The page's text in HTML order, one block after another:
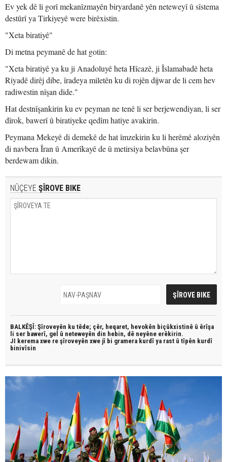
Ev yek dê li gorî mekanîzmayên biryardanê yên neteweyî û sîstema
destûrî ya Tirkiyeyê were birêxistin.
"Xeta biratiyê"
Di metna peymanê de hat gotin:
"Xeta biratiyê ya ku ji Anadoluyê heta Hîcazê, ji Îslamabadê heta
Riyadê dirêj dibe, îradeya miletên ku di rojên dijwar de li cem hev
radiwestin nîşan dide."
Hat destnîşankirin ku ev peyman ne tenê li ser berjewendiyan, li ser
dîrok, bawerî û biratiyeke qedîm hatiye avakirin.
Peymana Mekeyê di demekê de hat îmzekirin ku li herêmê aloziyên
di navbera Îran û Amerîkayê de û metirsiya belavbûna şer
berdewam dikin.
NÛÇEYE ŞÎROVE BIKE
BALKÊŞÎ: Şîroveyên ku têde; çêr, heqaret, hevokên biçûkxistinê û êrîşa
li ser bawerî, gel û neteweyên din hebin, dê neyêne erêkirin.
JI kerema xwe re şîroveyên xwe jî bi gramera kurdî ya rast û tîpên kurdî
binivîsin